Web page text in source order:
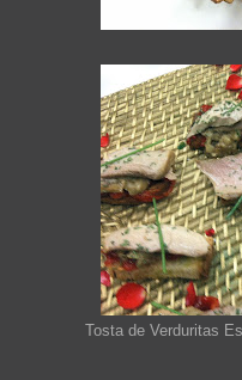
Tosta de Verduritas